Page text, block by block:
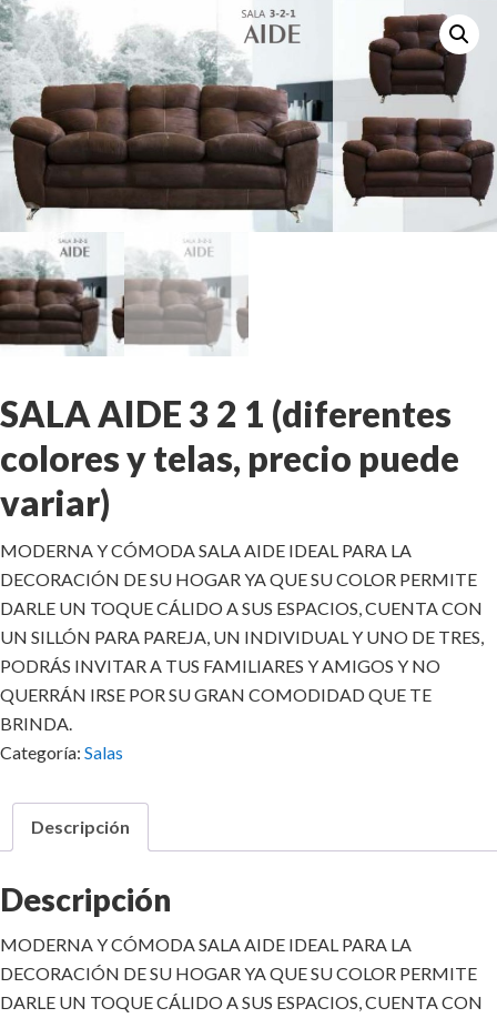
SALA AIDE 3 2 1 (diferentes
colores y telas, precio puede
variar)
MODERNA Y CÓMODA SALA AIDE IDEAL PARA LA
DECORACIÓN DE SU HOGAR YA QUE SU COLOR PERMITE
DARLE UN TOQUE CÁLIDO A SUS ESPACIOS, CUENTA CON
UN SILLÓN PARA PAREJA, UN INDIVIDUAL Y UNO DE TRES,
PODRÁS INVITAR A TUS FAMILIARES Y AMIGOS Y NO
QUERRÁN IRSE POR SU GRAN COMODIDAD QUE TE
BRINDA.
Categoría: Salas
Descripción
Descripción
MODERNA Y CÓMODA SALA AIDE IDEAL PARA LA
DECORACIÓN DE SU HOGAR YA QUE SU COLOR PERMITE
DARLE UN TOQUE CÁLIDO A SUS ESPACIOS, CUENTA CON